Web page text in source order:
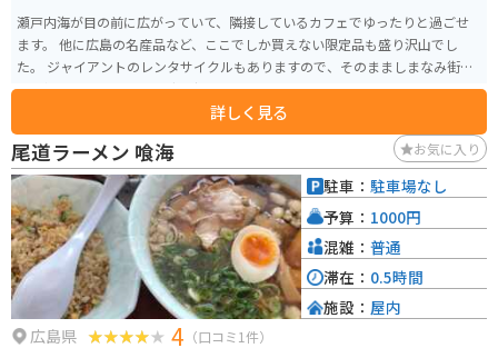
瀬戸内海が目の前に広がっていて、隣接しているカフェでゆったりと過ごせ
ます。 他に広島の名産品など、ここでしか買えない限定品も盛り沢山でし
た。 ジャイアントのレンタサイクルもありますので、そのまましまなみ街道
を目指して、サイクリングも出来ちゃいます。
詳しく見る
尾道ラーメン 喰海 お気に入り
広島県 4 （口コミ1件）
駐車： 駐車場なし
予算： 1000円
混雑： 普通
滞在： 0.5時間
施設： 屋内